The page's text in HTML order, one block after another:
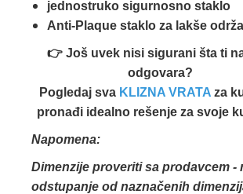
jednostruko sigurnosno staklo
Anti-Plaque staklo za lakše
👉 Još uvek nisi sigurani šta ti
odgovara?
Pogledaj sva KLIZNA VRATAza
pronađi idealno rešenje za svoje
Napomena:
Dimenzije proveriti sa prodavcem -
odstupanje od naznačenih